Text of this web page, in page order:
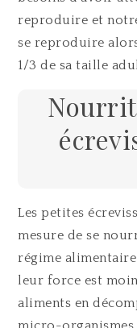
reproduire et
se reproduire
1/3 de sa taille
Les petites
mesure de se
régime
leur force est
aliments en